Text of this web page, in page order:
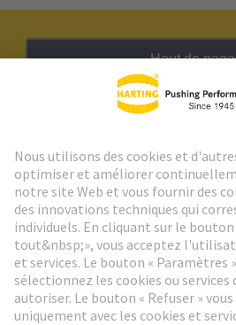
Haut de page
Aller à l'inscription
Social Media